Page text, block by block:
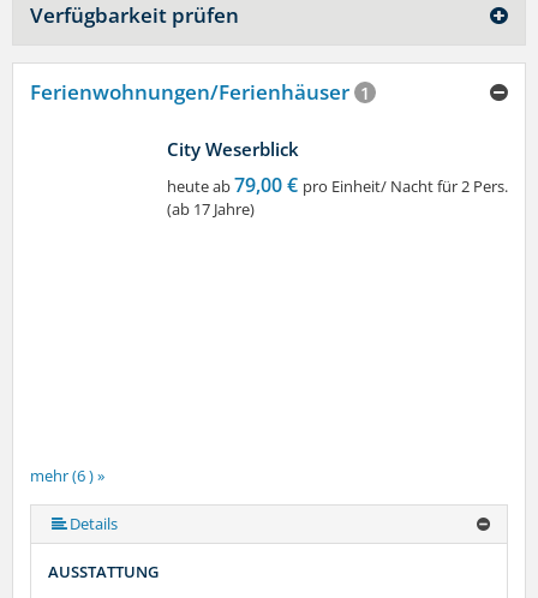
Verfügbarkeit prüfen
Ferienwohnungen/Ferienhäuser 1
mehr (6 ) »
mehr (6 ) »
mehr (6 ) »
City Weserblick
heute ab79,00 € pro Einheit/ Nacht für 2 Pers.
(ab 17 Jahre)
Details
AUSSTATTUNG